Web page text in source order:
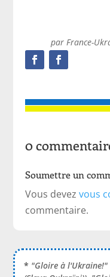
par France-
0
Soumettre un
Vous devezvous
commentaire.
* "Gloire à